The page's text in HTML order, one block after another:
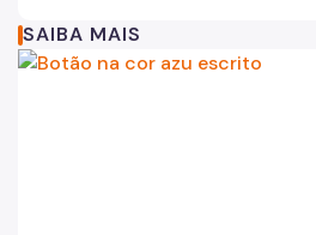
SAIBA MAIS